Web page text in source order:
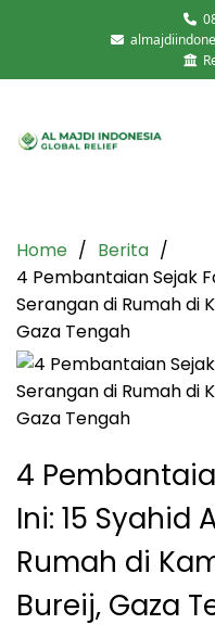
Home
Berita
4 Pembantaian Sejak
Serangan di Rumah di
Gaza Tengah
4
Ini: 15 Syahid
Rumah di
Bureij, Gaza